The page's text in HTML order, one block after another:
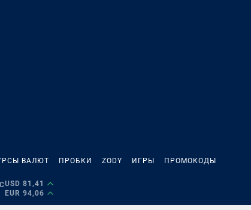
ВАЛЮТ ПРОБКИ ZODY ИГРЫ ПРОМОКОДЫ
USD 81,41
EUR 94,06